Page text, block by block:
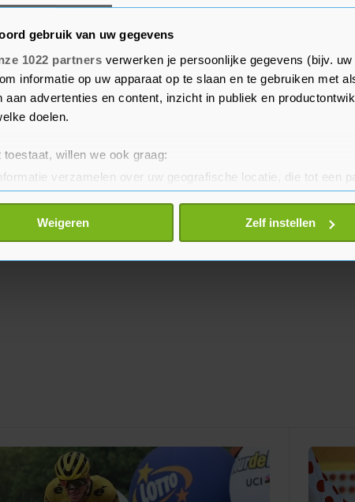
gebruik van uw gegevens
1022 partners verwerken je persoonlijke gegevens (bijv.
informatie op uw apparaat op te slaan en te gebruiken met
aan advertenties en content, inzicht in publiek en
doelen.
toestaat, willen we ook graag:
verzamelen over uw geografische locatie, die tot een
apparaat identificeren door het actief te scannen op
over hoe uw persoonlijke gegevens worden verwerkt en stel
op elk moment wijzigen of intrekken in de Cookieverklaring.
Weigeren Zelf instellen